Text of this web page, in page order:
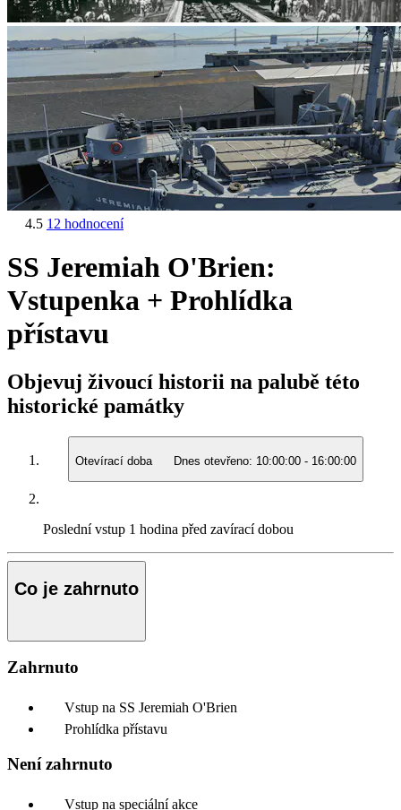
4.5 12 hodnocení
SS Jeremiah O'Brien:
Vstupenka + Prohlídka
přístavu
Objevuj živoucí historii na palubě této
historické památky
Otevírací doba Dnes otevřeno: 10:00:00 - 16:00:00
Poslední vstup 1 hodina před zavírací dobou
Co je zahrnuto
Zahrnuto
Vstup na SS Jeremiah O'Brien
Prohlídka přístavu
Není zahrnuto
Vstup na speciální akce